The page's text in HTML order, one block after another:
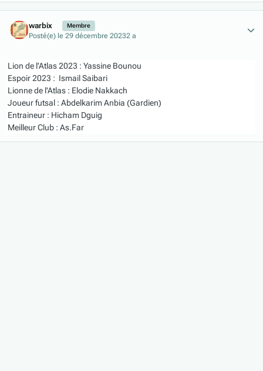
warbix Membre
Posté(e) le 29 décembre 20232 a
Lion de l'Atlas 2023 : Yassine Bounou
Espoir 2023 : Ismail Saibari
Lionne de l'Atlas : Elodie Nakkach
Joueur futsal : Abdelkarim Anbia (Gardien)
Entraineur : Hicham Dguig
Meilleur Club : As.Far